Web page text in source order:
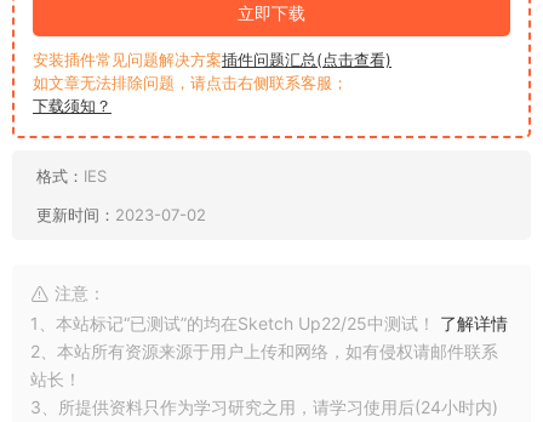
立即下载
安装插件常见问题解决方案插件问题汇总(点击查看)
如文章无法排除问题，请点击右侧联系客服；
下载须知？
格式： IES
更新时间： 2023-07-02
注意：
1、本站标记“已测试”的均在Sketch Up22/25中测试！ 了解详情
2、本站所有资源来源于用户上传和网络，如有侵权请邮件联系
站长！
3、所提供资料只作为学习研究之用，请学习使用后(24小时内)